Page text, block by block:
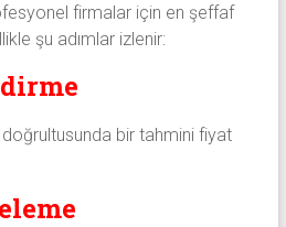
firmalar için en şeffaf
şu adımlar izlenir:
bir tahmini fiyat